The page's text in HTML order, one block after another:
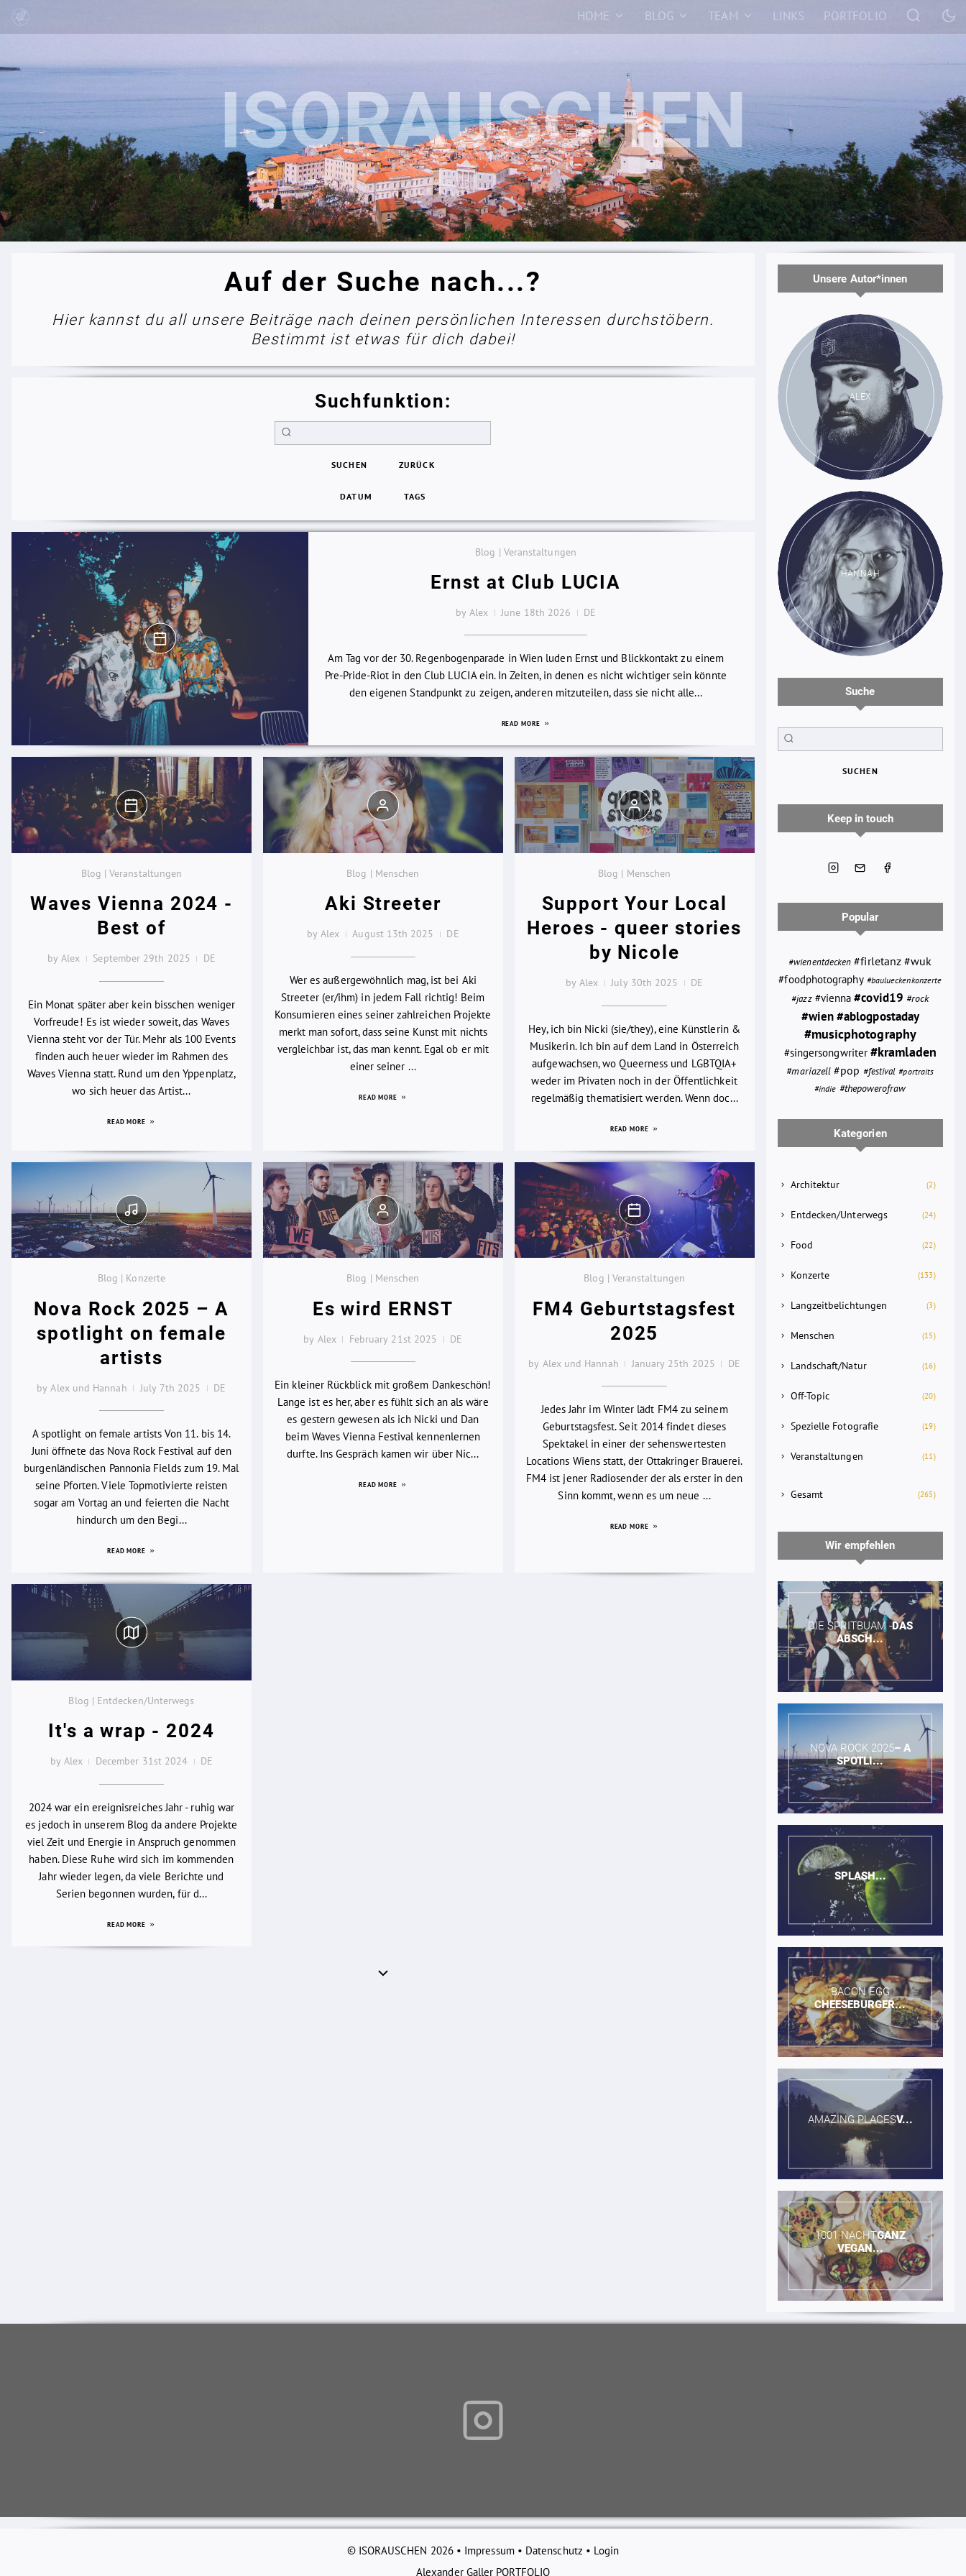
HOME BLOG TEAM LINKS PORTFOLIO
Auf der Suche nach...?
Hier kannst du all unsere Beiträge nach deinen persönlichen Interessen durchstöbern.
Bestimmt ist etwas für dich dabei!
Suchfunktion:
SUCHEN ZURÜCK
DATUM TAGS
Blog | Veranstaltungen
Ernst at Club LUCIA
by Alex June 18th 2026 DE
Am Tag vor der 30. Regenbogenparade in Wien luden Ernst und Blickkontakt zu einem
Pre-Pride-Riot in den Club LUCIA ein. In Zeiten, in denen es nicht wichtiger sein könnte
den eigenen Standpunkt zu zeigen, anderen mitzuteilen, dass sie nicht alle...
READ MORE
Blog | Veranstaltungen
Waves Vienna 2024 -
Best of
by Alex September 29th 2025 DE
Ein Monat später aber kein bisschen weniger
Vorfreude! Es ist wieder soweit, das Waves
Vienna steht vor der Tür. Mehr als 100 Events
finden auch heuer wieder im Rahmen des
Waves Vienna statt. Rund um den Yppenplatz,
wo sich heuer das Artist...
READ MORE
Blog | Menschen
Aki Streeter
by Alex August 13th 2025 DE
Wer es außergewöhnlich mag, ist bei Aki
Streeter (er/ihm) in jedem Fall richtig! Beim
Konsumieren eines seiner zahlreichen Projekte
merkt man sofort, dass seine Kunst mit nichts
vergleichbar ist, das man kennt. Egal ob er mit
einer seiner ...
READ MORE
Blog | Menschen
Support Your Local
Heroes - queer stories
by Nicole
by Alex July 30th 2025 DE
Hey, ich bin Nicki (sie/they), eine Künstlerin &
Musikerin. Ich bin auf dem Land in Österreich
aufgewachsen, wo Queerness und LGBTQIA+
weder im Privaten noch in der Öffentlichkeit
regelmäßig thematisiert werden. Wenn doc...
READ MORE
Blog | Konzerte
Nova Rock 2025 – A
spotlight on female
artists
by Alex und Hannah July 7th 2025 DE
A spotlight on female artists Von 11. bis 14.
Juni öffnete das Nova Rock Festival auf den
burgenländischen Pannonia Fields zum 19. Mal
seine Pforten. Viele Topmotivierte reisten
sogar am Vortag an und feierten die Nacht
hindurch um den Begi...
READ MORE
Blog | Menschen
Es wird ERNST
by Alex February 21st 2025 DE
Ein kleiner Rückblick mit großem Dankeschön!
Lange ist es her, aber es fühlt sich an als wäre
es gestern gewesen als ich Nicki und Dan
beim Waves Vienna Festival kennenlernen
durfte. Ins Gespräch kamen wir über Nic...
READ MORE
Blog | Veranstaltungen
FM4 Geburtstagsfest
2025
by Alex und Hannah January 25th 2025 DE
Jedes Jahr im Winter lädt FM4 zu seinem
Geburtstagsfest. Seit 2014 findet dieses
Spektakel in einer der sehenswertesten
Locations Wiens statt, der Ottakringer Brauerei.
FM4 ist jener Radiosender der als erster in den
Sinn kommt, wenn es um neue ...
READ MORE
Blog | Entdecken/Unterwegs
It's a wrap - 2024
by Alex December 31st 2024 DE
2024 war ein ereignisreiches Jahr - ruhig war
es jedoch in unserem Blog da andere Projekte
viel Zeit und Energie in Anspruch genommen
haben. Diese Ruhe wird sich im kommenden
Jahr wieder legen, da viele Berichte und
Serien begonnen wurden, für d...
READ MORE
Unsere Autor*innen
ALEX
HANNAH
Suche
SUCHEN
Keep in touch
Popular
#wienentdecken #firletanz #wuk
#foodphotography #baulueckenkonzerte
#jazz #vienna #covid19 #rock
#wien#ablogpostaday
#musicphotography
#singersongwriter #kramladen
#mariazell #pop #festival #portraits
#indie #thepowerofraw
Kategorien
Architektur (2)
Entdecken/Unterwegs (24)
Food (22)
Konzerte (133)
Langzeitbelichtungen (3)
Menschen (15)
Landschaft/Natur (16)
Off-Topic (20)
Spezielle Fotografie (19)
Veranstaltungen (11)
Gesamt (265)
Wir empfehlen
DIE SPRITBUAM -​DAS
ABSCH...
NOVA ROCK 2025​– A
SPOTLI...
SPLASH...
BACON EGG​
CHEESEBURGER...
AMAZING PLACES​V...
1001 NACHT​GANZ
VEGAN...
© ISORAUSCHEN 2026 • Impressum• Datenschutz • Login
Alexander Galler PORTFOLIO